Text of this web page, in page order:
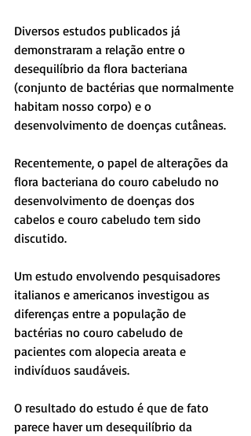
Diversos estudos publicados já
demonstraram a relação entre o
desequilíbrio da flora bacteriana
(conjunto de bactérias que normalmente
habitam nosso corpo) e o
desenvolvimento de doenças cutâneas.
Recentemente, o papel de alterações da
flora bacteriana do couro cabeludo no
desenvolvimento de doenças dos
cabelos e couro cabeludo tem sido
discutido.
Um estudo envolvendo pesquisadores
italianos e americanos investigou as
diferenças entre a população de
bactérias no couro cabeludo de
pacientes com alopecia areata e
indivíduos saudáveis.
O resultado do estudo é que de fato
parece haver um desequilíbrio da